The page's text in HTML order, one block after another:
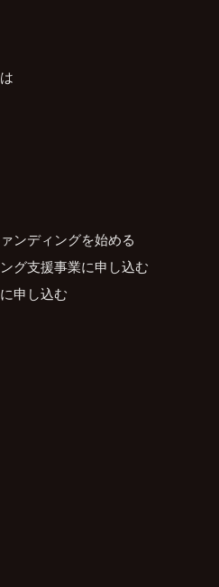
ンディングを始める
グ支援事業に申し込む
申し込む